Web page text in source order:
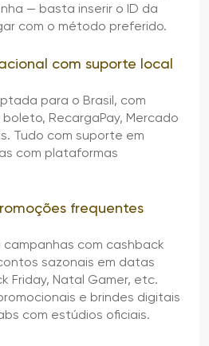
— basta inserir o ID da
com o método preferido.
com suporte local
para o Brasil, com
RecargaPay, Mercado
Tudo com suporte em
com plataformas
frequentes
com cashback
sazonais em datas
Friday, Natal Gamer, etc.
e brindes digitais
com estúdios oficiais.